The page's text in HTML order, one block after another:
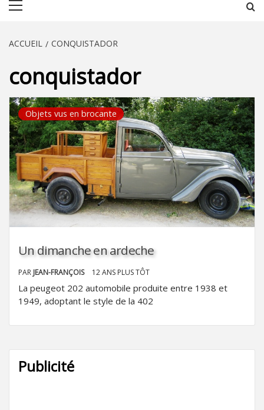
ACCUEIL CONQUISTADOR
conquistador
Objets vus en brocante
Un dimanche en ardeche
PAR JEAN-FRANÇOIS 12 ANS PLUS TÔT
La peugeot 202 automobile produite entre 1938 et
1949, adoptant le style de la 402
Publicité